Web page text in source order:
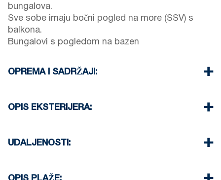
bungalova.
Sve sobe imaju bočni pogled na more (SSV) s
balkona.
Bungalovi s pogledom na bazen
OPREMA I SADRŽAJI:
Klimatizacija
Čišćenje sobe svaka 3 dana
OPIS EKSTERIJERA:
Bazen s barom uz bazen za goste hotela
UDALJENOSTI:
Selo 0 m